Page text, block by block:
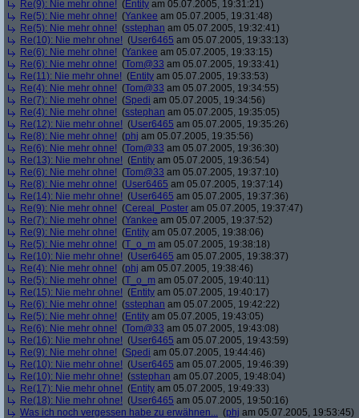
Re(9): Nie mehr ohne! (Entity am 05.07.2005, 19:31:21)
Re(5): Nie mehr ohne! (Yankee am 05.07.2005, 19:31:48)
Re(5): Nie mehr ohne! (sstephan am 05.07.2005, 19:32:41)
Re(10): Nie mehr ohne! (User6465 am 05.07.2005, 19:33:13)
Re(6): Nie mehr ohne! (Yankee am 05.07.2005, 19:33:15)
Re(6): Nie mehr ohne! (Tom@33 am 05.07.2005, 19:33:41)
Re(11): Nie mehr ohne! (Entity am 05.07.2005, 19:33:53)
Re(4): Nie mehr ohne! (Tom@33 am 05.07.2005, 19:34:55)
Re(7): Nie mehr ohne! (Spedi am 05.07.2005, 19:34:56)
Re(4): Nie mehr ohne! (sstephan am 05.07.2005, 19:35:05)
Re(12): Nie mehr ohne! (User6465 am 05.07.2005, 19:35:26)
Re(8): Nie mehr ohne! (phj am 05.07.2005, 19:35:56)
Re(6): Nie mehr ohne! (Tom@33 am 05.07.2005, 19:36:30)
Re(13): Nie mehr ohne! (Entity am 05.07.2005, 19:36:54)
Re(6): Nie mehr ohne! (Tom@33 am 05.07.2005, 19:37:10)
Re(8): Nie mehr ohne! (User6465 am 05.07.2005, 19:37:14)
Re(14): Nie mehr ohne! (User6465 am 05.07.2005, 19:37:36)
Re(9): Nie mehr ohne! (Cereal_Poster am 05.07.2005, 19:37:47)
Re(7): Nie mehr ohne! (Yankee am 05.07.2005, 19:37:52)
Re(9): Nie mehr ohne! (Entity am 05.07.2005, 19:38:06)
Re(5): Nie mehr ohne! (T_o_m am 05.07.2005, 19:38:18)
Re(10): Nie mehr ohne! (User6465 am 05.07.2005, 19:38:37)
Re(4): Nie mehr ohne! (phj am 05.07.2005, 19:38:46)
Re(5): Nie mehr ohne! (T_o_m am 05.07.2005, 19:40:11)
Re(15): Nie mehr ohne! (Entity am 05.07.2005, 19:40:17)
Re(6): Nie mehr ohne! (sstephan am 05.07.2005, 19:42:22)
Re(5): Nie mehr ohne! (Entity am 05.07.2005, 19:43:05)
Re(6): Nie mehr ohne! (Tom@33 am 05.07.2005, 19:43:08)
Re(16): Nie mehr ohne! (User6465 am 05.07.2005, 19:43:59)
Re(9): Nie mehr ohne! (Spedi am 05.07.2005, 19:44:46)
Re(10): Nie mehr ohne! (User6465 am 05.07.2005, 19:46:39)
Re(10): Nie mehr ohne! (sstephan am 05.07.2005, 19:48:04)
Re(17): Nie mehr ohne! (Entity am 05.07.2005, 19:49:33)
Re(18): Nie mehr ohne! (User6465 am 05.07.2005, 19:50:16)
Was ich noch vergessen habe zu erwähnen... (phj am 05.07.2005, 19:53:45)